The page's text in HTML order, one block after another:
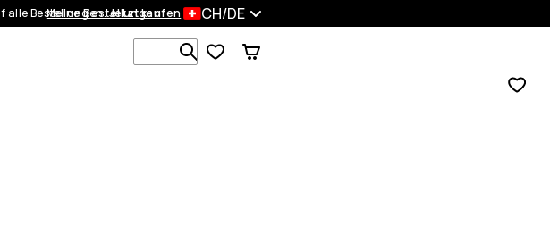
alle Bestellungen.Jetzt kaufen
Meine Bestellungen CH/DE
Durchsuche 1 000+ Produkte